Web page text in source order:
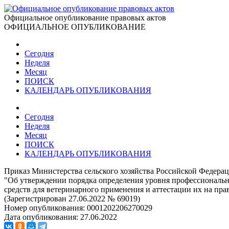
Официальное опубликование правовых актов
ОФИЦИАЛЬНОЕ ОПУБЛИКОВАНИЕ
Сегодня
Неделя
Месяц
ПОИСК
КАЛЕНДАРЬ ОПУБЛИКОВАНИЯ
Сегодня
Неделя
Месяц
ПОИСК
КАЛЕНДАРЬ ОПУБЛИКОВАНИЯ
Приказ Министерства сельского хозяйства Российской
"Об утверждении порядка определения уровня
средств для ветеринарного применения и аттестации их на
(Зарегистрирован 27.06.2022 № 69019)
Номер опубликования: 0001202206270029
Дата опубликования: 27.06.2022